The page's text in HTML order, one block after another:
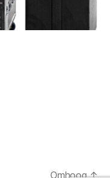
Omhoog↑